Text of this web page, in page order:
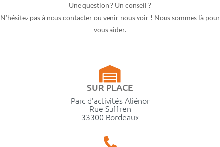
Une question ? Un conseil ?
N’hésitez pas à nous contacter ou venir nous voir ! Nous sommes là pour
vous aider.
SUR PLACE
Parc d’activités Aliénor
Rue Suffren
33300 Bordeaux